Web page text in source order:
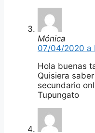
Mónica
07/04/2020 a
Hola buenas
Quisiera
secundario
Tupungato